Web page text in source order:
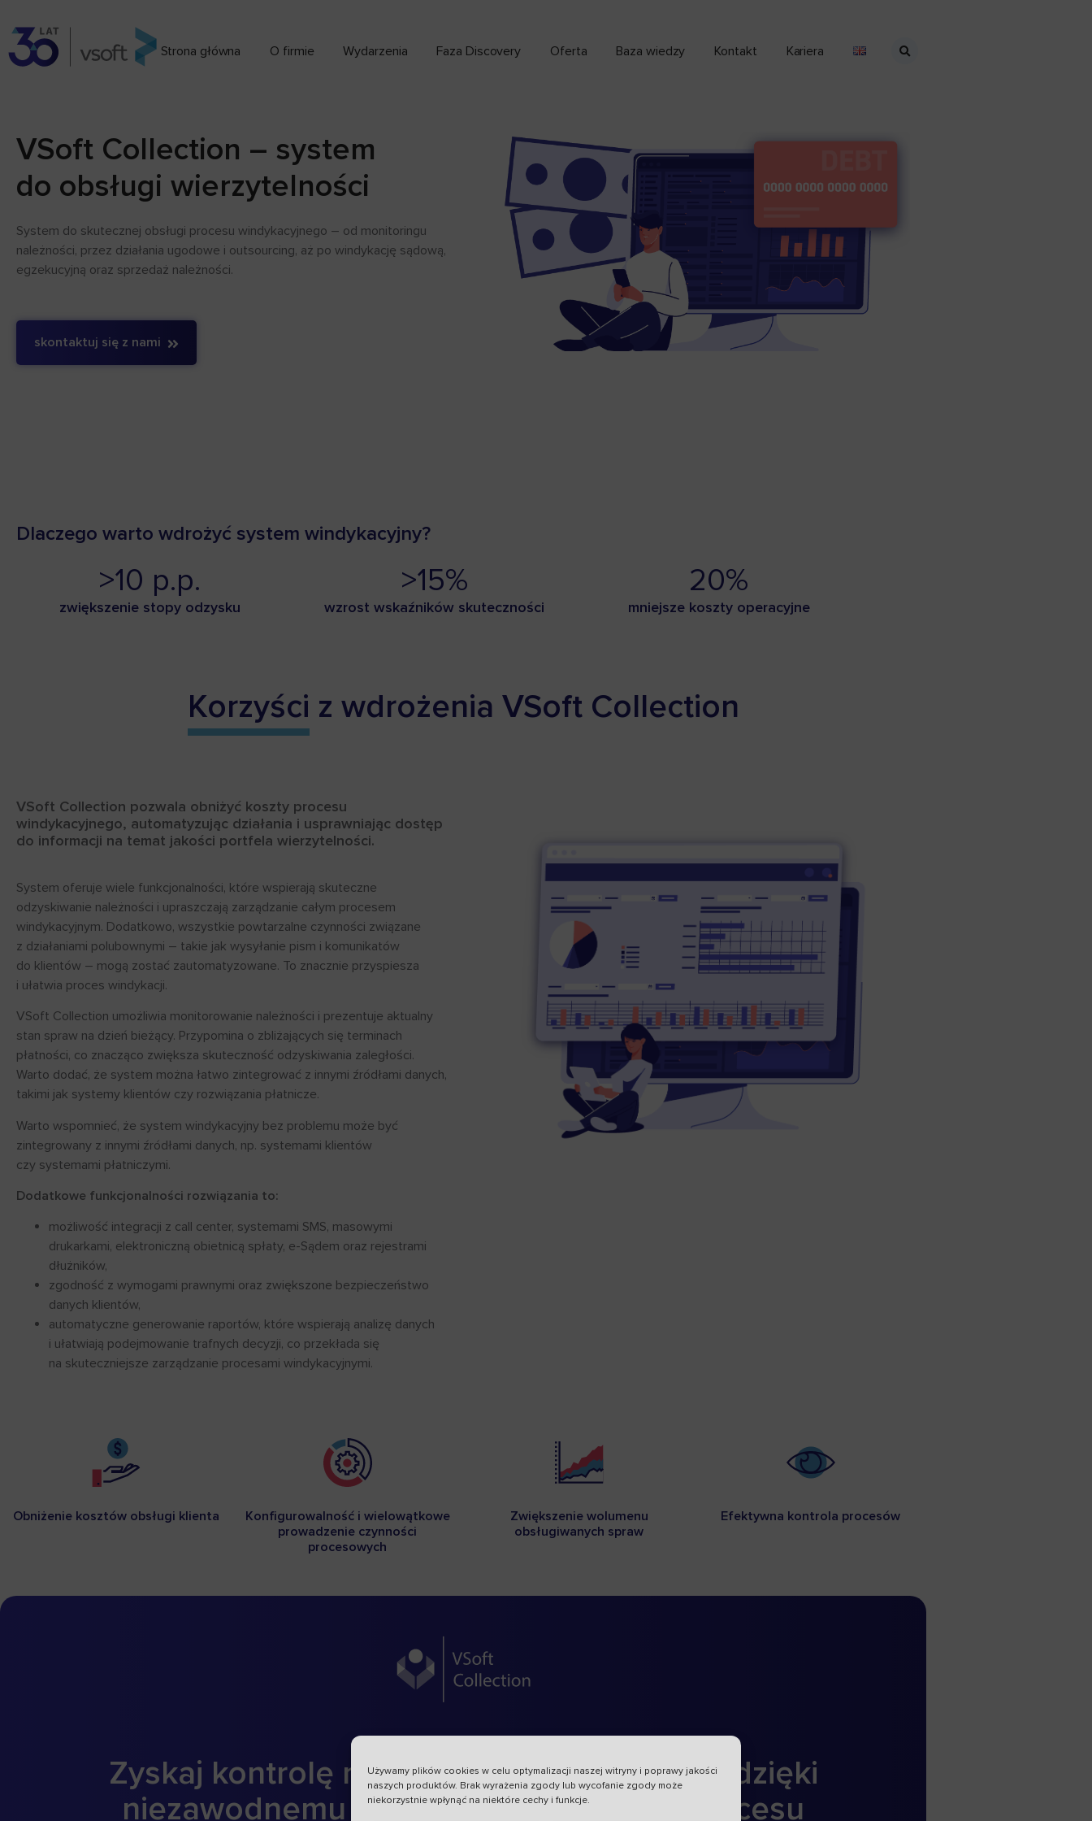
Używamy plików cookies w celu optymalizacji naszej witryny i poprawy jakości
naszych produktów. Brak wyrażenia zgody lub wycofanie zgody może
niekorzystnie wpłynąć na niektóre cechy i funkcje.
Strona główna O firmie Wydarzenia Faza Discovery Oferta Baza wiedzy Kontakt Kariera
VSoft Collection – system
do obsługi wierzytelności
System do skutecznej obsługi procesu windykacyjnego – od monitoringu
należności, przez działania ugodowe i outsourcing, aż po windykację sądową,
egzekucyjną oraz sprzedaż należności.
skontaktuj się z nami
Dlaczego warto wdrożyć system windykacyjny?
>10 p.p.
zwiększenie stopy odzysku
>15%
wzrost wskaźników skuteczności
20%
mniejsze koszty operacyjne
Korzyści z wdrożenia VSoft Collection
VSoft Collection pozwala obniżyć koszty procesu
windykacyjnego, automatyzując działania i usprawniając dostęp
do informacji na temat jakości portfela wierzytelności.
System oferuje wiele funkcjonalności, które wspierają skuteczne
odzyskiwanie należności i upraszczają zarządzanie całym procesem
windykacyjnym. Dodatkowo, wszystkie powtarzalne czynności związane
z działaniami polubownymi – takie jak wysyłanie pism i komunikatów
do klientów – mogą zostać zautomatyzowane. To znacznie przyspiesza
i ułatwia proces windykacji.
VSoft Collection umożliwia monitorowanie należności i prezentuje aktualny
stan spraw na dzień bieżący. Przypomina o zbliżających się terminach
płatności, co znacząco zwiększa skuteczność odzyskiwania zaległości.
Warto dodać, że system można łatwo zintegrować z innymi źródłami danych,
takimi jak systemy klientów czy rozwiązania płatnicze.
Warto wspomnieć, że system windykacyjny bez problemu może być
zintegrowany z innymi źródłami danych, np. systemami klientów
czy systemami płatniczymi.
Dodatkowe funkcjonalności rozwiązania to:
możliwość integracji z call center, systemami SMS, masowymi
drukarkami, elektroniczną obietnicą spłaty, e-Sądem oraz rejestrami
dłużników,
zgodność z wymogami prawnymi oraz zwiększone bezpieczeństwo
danych klientów,
automatyczne generowanie raportów, które wspierają analizę danych
i ułatwiają podejmowanie trafnych decyzji, co przekłada się
na skuteczniejsze zarządzanie procesami windykacyjnymi.
Obniżenie kosztów obsługi klienta
Konfigurowalność i wielowątkowe
prowadzenie czynności
procesowych
Zwiększenie wolumenu
obsługiwanych spraw
Efektywna kontrola procesów
Zyskaj kontrolę nad swoimi należnościami dzięki
niezawodnemu systemowi do obsługi procesu